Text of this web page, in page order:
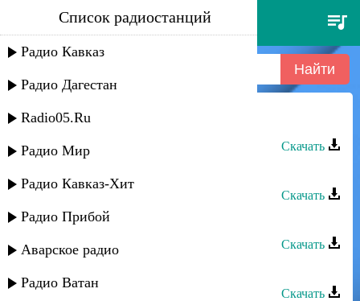
ватан группа - къуншидин руш
Список радиостанций
Радио Кавказ
Радио Дагестан
Radio05.Ru
Радио Мир
Радио Кавказ-Хит
Радио Прибой
Аварское радио
Радио Ватан
Ватан группа - Къуншидин руш
Скачать
Скачать
Ватан группа - Лезги руш
Скачать
Скачать